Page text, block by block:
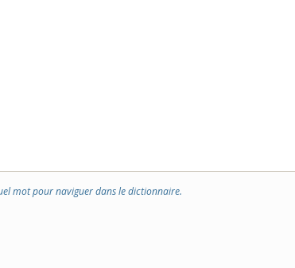
mot pour naviguer dans le dictionnaire.